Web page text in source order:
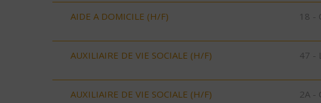
AIDE A DOMICILE (H/F) 18 -
AUXILIAIRE DE VIE SOCIALE (H/F) 47 -
AUXILIAIRE DE VIE SOCIALE (H/F) 2A -